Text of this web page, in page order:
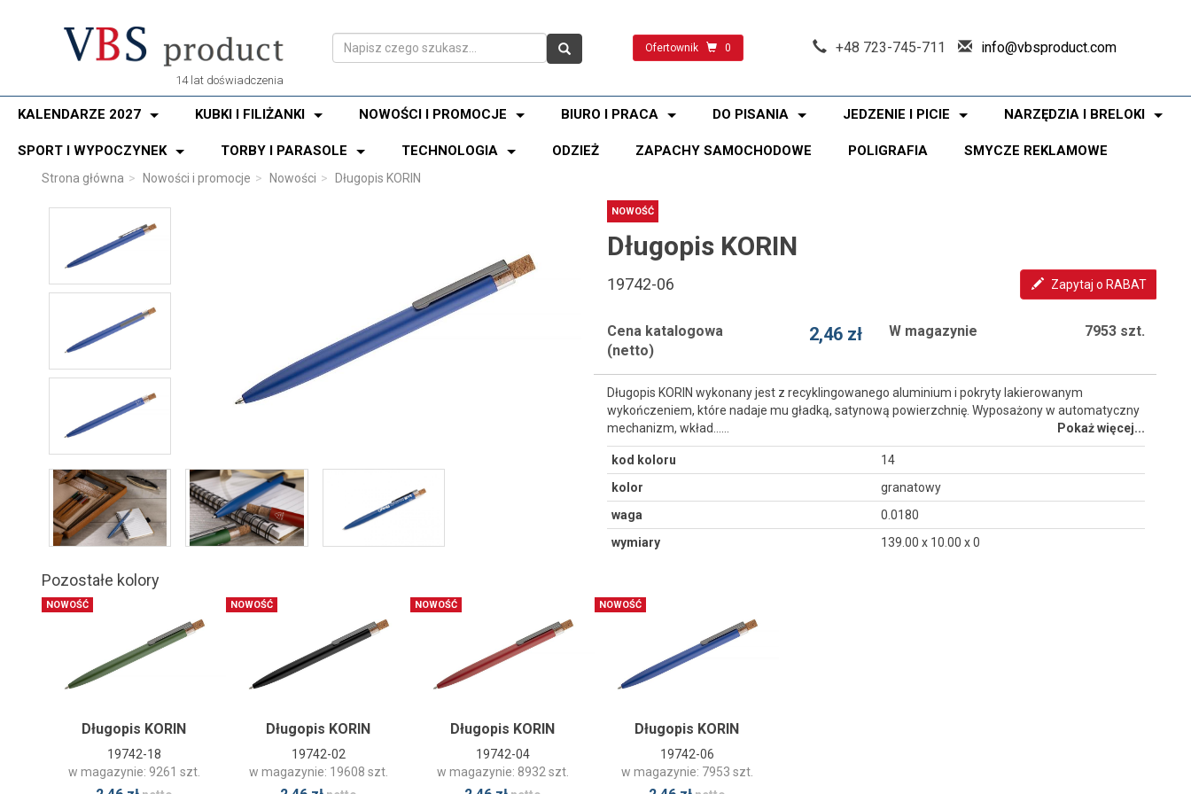
14 lat doświadczenia
Ofertownik 0 +48 723-745-711 info@vbsproduct.com
KALENDARZE 2027 KUBKI I FILIŻANKI NOWOŚCI I PROMOCJE BIURO I PRACA DO PISANIA JEDZENIE I PICIE NARZĘDZIA I BRELOKI
SPORT I WYPOCZYNEK TORBY I PARASOLE TECHNOLOGIA ODZIEŻ ZAPACHY SAMOCHODOWE POLIGRAFIA SMYCZE REKLAMOWE
Strona główna Nowości i promocje Nowości Długopis KORIN
NOWOŚĆ
Długopis KORIN
19742-06 Zapytaj o RABAT
Cena katalogowa
(netto)
2,46 zł W magazynie 7953 szt.
Długopis KORIN wykonany jest z recyklingowanego aluminium i pokryty lakierowanym
wykończeniem, które nadaje mu gładką, satynową powierzchnię. Wyposażony w automatyczny
mechanizm, wkład...…
Pokaż więcej...
kod koloru
14
kolor
granatowy
waga
0.0180
wymiary
139.00 x 10.00 x 0
Pozostałe kolory
NOWOŚĆ
Długopis KORIN
19742-18
w magazynie: 9261 szt.
NOWOŚĆ
Długopis KORIN
19742-02
w magazynie: 19608 szt.
NOWOŚĆ
Długopis KORIN
19742-04
w magazynie: 8932 szt.
NOWOŚĆ
Długopis KORIN
19742-06
w magazynie: 7953 szt.